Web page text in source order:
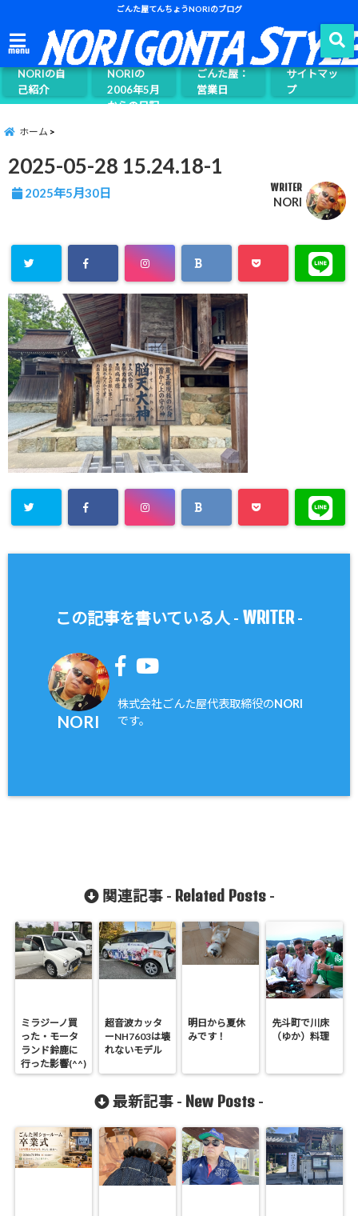
ごんた屋てんちょうNORIのブログ
menu
NORIの自
己紹介
ごんた屋て
んちょう
NORIの
2006年5月
からの日記
ごんた屋：
営業日
サイトマッ
プ
ホーム
2025-05-28 15.24.18-1
2025年5月30日 WRITER
NORI
この記事を書いている人 - WRITER-
NORI
株式会社ごんた屋代表取締役のNORI
です。
関連記事 - Related Posts-
ミラジーノ買
った・モータ
ランド鈴鹿に
行った影響(^^)
超音波カッタ
ーNH7603は壊
れないモデル
明日から夏休
みです！
先斗町で川床
（ゆか）料理
最新記事 - New Posts -